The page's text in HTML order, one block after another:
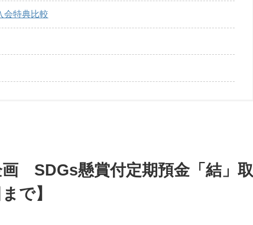
会特典比較
SDGs懸賞付定期預金「結」取
で】